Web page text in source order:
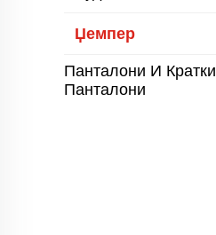
Џемпер
Панталони И Кратки
Панталони